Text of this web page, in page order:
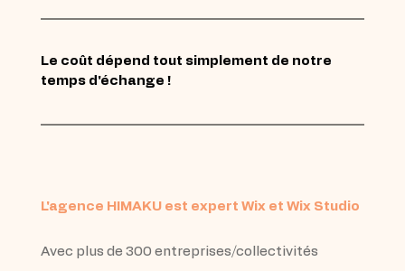
Le coût dépend tout simplement de notre
temps d'échange !
L'agence HIMAKU est expert Wix et Wix Studio
Avec plus de 300 entreprises/collectivités